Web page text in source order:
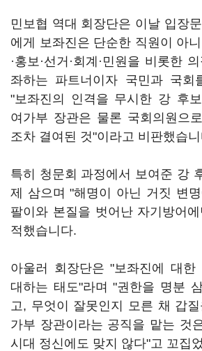
민보협 역대 회장단은 이날 입장
에게 보좌진은 단순한 직원이 아
·홍보·선거·회계·민원을 비롯한
좌하는 파트너이자 국민과 국회
"보좌진의 인격을 무시한 강 후
여가부 장관은 물론 국회의원으
조차 결여된 것"이라고 비판했습
특히 청문회 과정에서 보여준 강
제 삼으며 "해명이 아닌 거짓 변
팔이와 본질을 벗어난 자기방어
적했습니다.
아울러 회장단은 "보좌진에 대
대하는 태도"라며 "권한을 명분
고, 무엇이 잘못인지 모른 채 갑
가부 장관이라는 공직을 맡는 것
시대 정신에도 맞지 않다"고 꼬집